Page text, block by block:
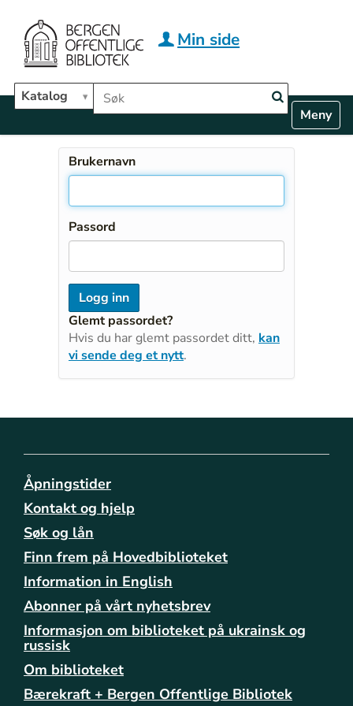
Hopp til hovedinnhold
Søk i biblioteket
Katalog
Min side
v
Toggle
Brukernavn
Passord
Glemt passordet?
Hvis du har glemt passordet ditt, kan
vi sende deg et nytt.
Åpningstider
Kontakt og hjelp
Søk og lån
Finn frem på Hovedbiblioteket
Information in English
Abonner på vårt nyhetsbrev
Informasjon om biblioteket på ukrainsk og
russisk
Om biblioteket
Bærekraft + Bergen Offentlige Bibliotek